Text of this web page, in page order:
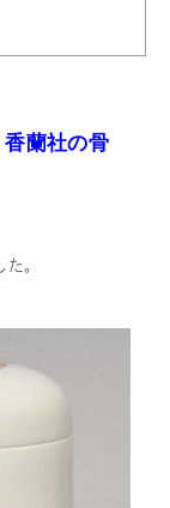
蘭社の骨
。